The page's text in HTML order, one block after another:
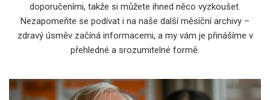
doporučeními, takže si můžete ihned něco vyzkoušet.
Nezapomeňte se podívat i na naše další měsíční archivy –
zdravý úsměv začíná informacemi, a my vám je přinášíme v
přehledné a srozumitelné formě.